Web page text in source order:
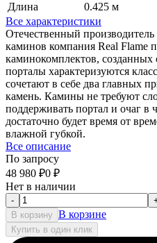
Длина
0.425 м
Все характеристики
Отечественный
каминов компания Real Flame
каминокомплектов,
порталы характеризуются
сочетают в себе два главных
камень. Камины не требуют
поддерживать портал и очаг в
достаточно будет время от
влажной губкой.
Все описание
По запросу
48 980 ₽0 ₽
Нет в наличии
-
В корзину В корзине
Купить в один клик